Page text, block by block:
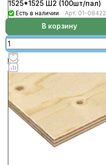
1525*1525 Ш2 (100шт/пал)
Есть в наличии Арт. 01-08422
В корзину